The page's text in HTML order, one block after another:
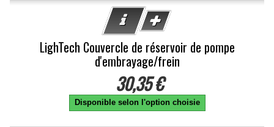
LighTech Couvercle de réservoir de pompe
d'embrayage/frein
30,35 €
Disponible selon l'option choisie